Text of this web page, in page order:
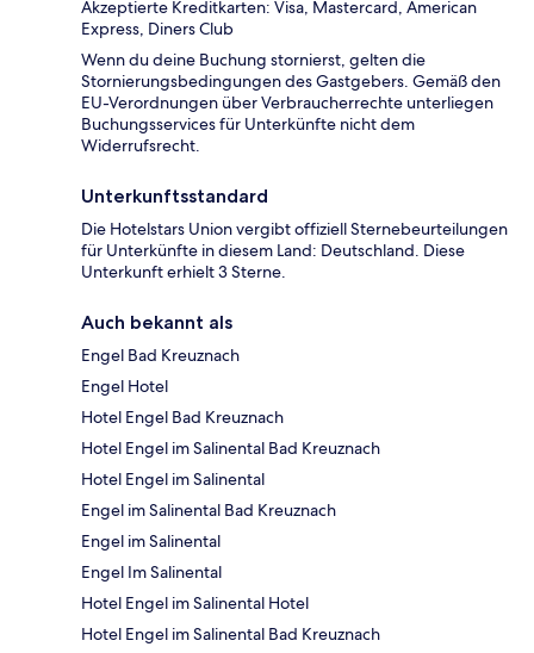
Akzeptierte Kreditkarten: Visa, Mastercard, American
Express, Diners Club
Wenn du deine Buchung stornierst, gelten die
Stornierungsbedingungen des Gastgebers. Gemäß den
EU-Verordnungen über Verbraucherrechte unterliegen
Buchungsservices für Unterkünfte nicht dem
Widerrufsrecht.
Unterkunftsstandard
Die Hotelstars Union vergibt offiziell Sternebeurteilungen
für Unterkünfte in diesem Land: Deutschland. Diese
Unterkunft erhielt 3 Sterne.
Auch bekannt als
Engel Bad Kreuznach
Engel Hotel
Hotel Engel Bad Kreuznach
Hotel Engel im Salinental Bad Kreuznach
Hotel Engel im Salinental
Engel im Salinental Bad Kreuznach
Engel im Salinental
Engel Im Salinental
Hotel Engel im Salinental Hotel
Hotel Engel im Salinental Bad Kreuznach